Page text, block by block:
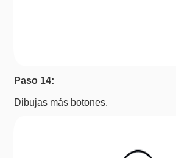
Paso 14:
Dibujas más botones.